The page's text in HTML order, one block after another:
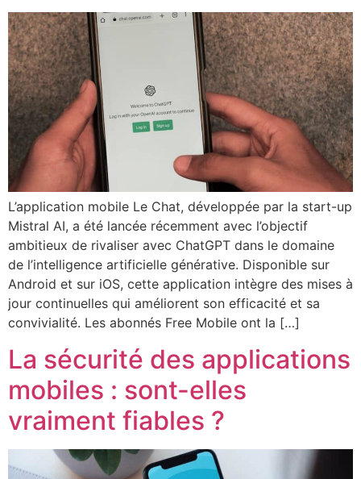
L’application mobile Le Chat, développée par la start-up
Mistral AI, a été lancée récemment avec l’objectif
ambitieux de rivaliser avec ChatGPT dans le domaine
de l’intelligence artificielle générative. Disponible sur
Android et sur iOS, cette application intègre des mises à
jour continuelles qui améliorent son efficacité et sa
convivialité. Les abonnés Free Mobile ont la […]
La sécurité des applications
mobiles : sont-elles
vraiment fiables ?